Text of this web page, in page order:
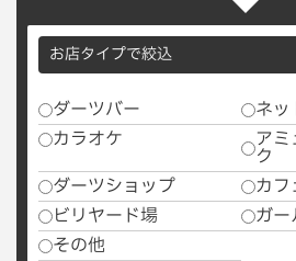
お店タイプで絞込
ダーツバー
ネッ
カラオケ
ア
ク
ダーツショップ
カ
ビリヤード場
ガー
その他